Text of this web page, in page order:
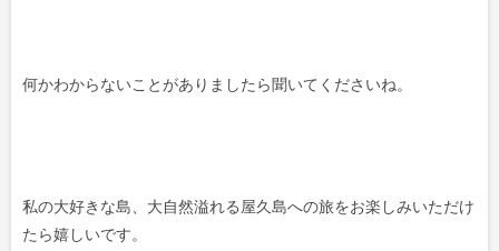
何かわからないことがありましたら聞いてくださいね。
私の大好きな島、大自然溢れる屋久島への旅をお楽しみいただけ
たら嬉しいです。